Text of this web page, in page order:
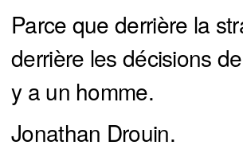
Parce que derrière la
derrière les décisions
y a un homme.
Jonathan Drouin.